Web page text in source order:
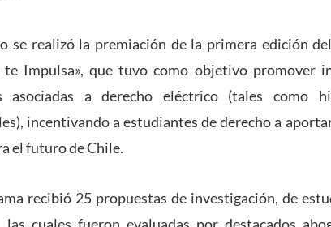
se realizó la premiación de la primera edición
te Impulsa», que tuvo como objetivo promover
asociadas a derecho eléctrico (tales como
incentivando a estudiantes de derecho a
el futuro de Chile.
recibió 25 propuestas de investigación, de